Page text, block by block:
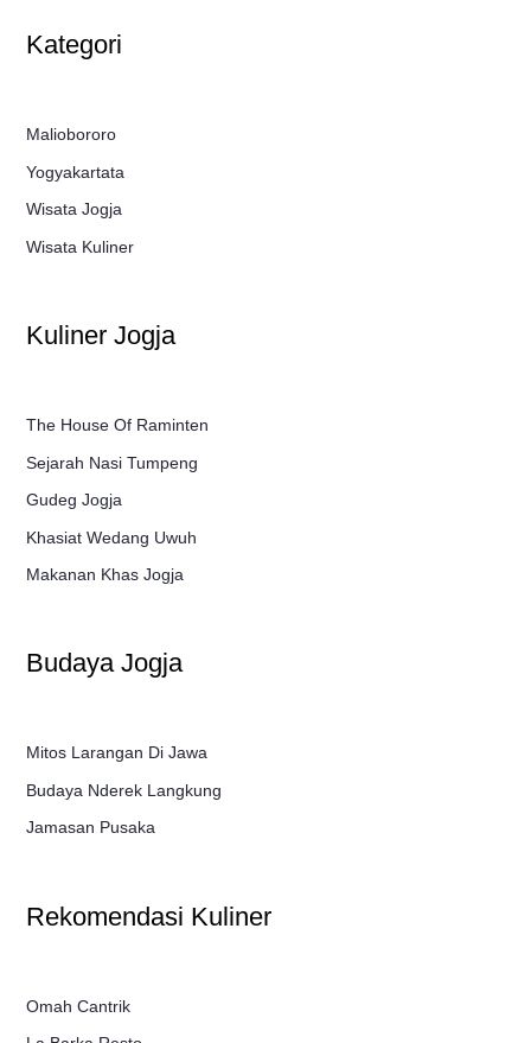
Kategori
Maliobororo
Yogyakartata
Wisata Jogja
Wisata Kuliner
Kuliner Jogja
The House Of Raminten
Sejarah Nasi Tumpeng
Gudeg Jogja
Khasiat Wedang Uwuh
Makanan Khas Jogja
Budaya Jogja
Mitos Larangan Di Jawa
Budaya Nderek Langkung
Jamasan Pusaka
Rekomendasi Kuliner
Omah Cantrik